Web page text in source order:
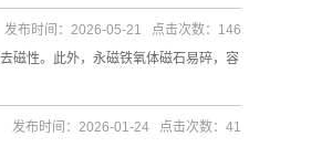
磁性。此外，永磁铁氧体磁石易碎，容
发布时间：2026-05-21 点击次数：146
发布时间：2026-01-24 点击次数：41